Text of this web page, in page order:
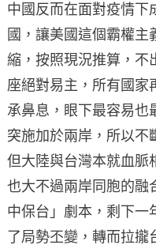
中國反而在面對疫情下
國，讓美國這個霸權主
縮，按照現況推算，不
座絕對易主，所有國家
承鼻息，眼下最容易也
突施加於兩岸，所以不
但大陸與台灣本就血脈
也大不過兩岸同胞的融
中保台」劇本，剩下一
了局勢丕變，轉而拉攏